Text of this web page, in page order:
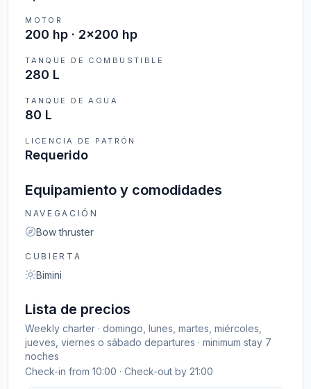
MOTOR
200 hp · 2x200 hp
TANQUE DE COMBUSTIBLE
280 L
TANQUE DE AGUA
80 L
LICENCIA DE PATRÓN
Requerido
Equipamiento y comodidades
NAVEGACIÓN
Bow thruster
CUBIERTA
Bimini
Lista de precios
Weekly charter · domingo, lunes, martes, miércoles,
jueves, viernes o sábado departures · minimum stay 7
noches
Check-in from 10:00 · Check-out by 21:00